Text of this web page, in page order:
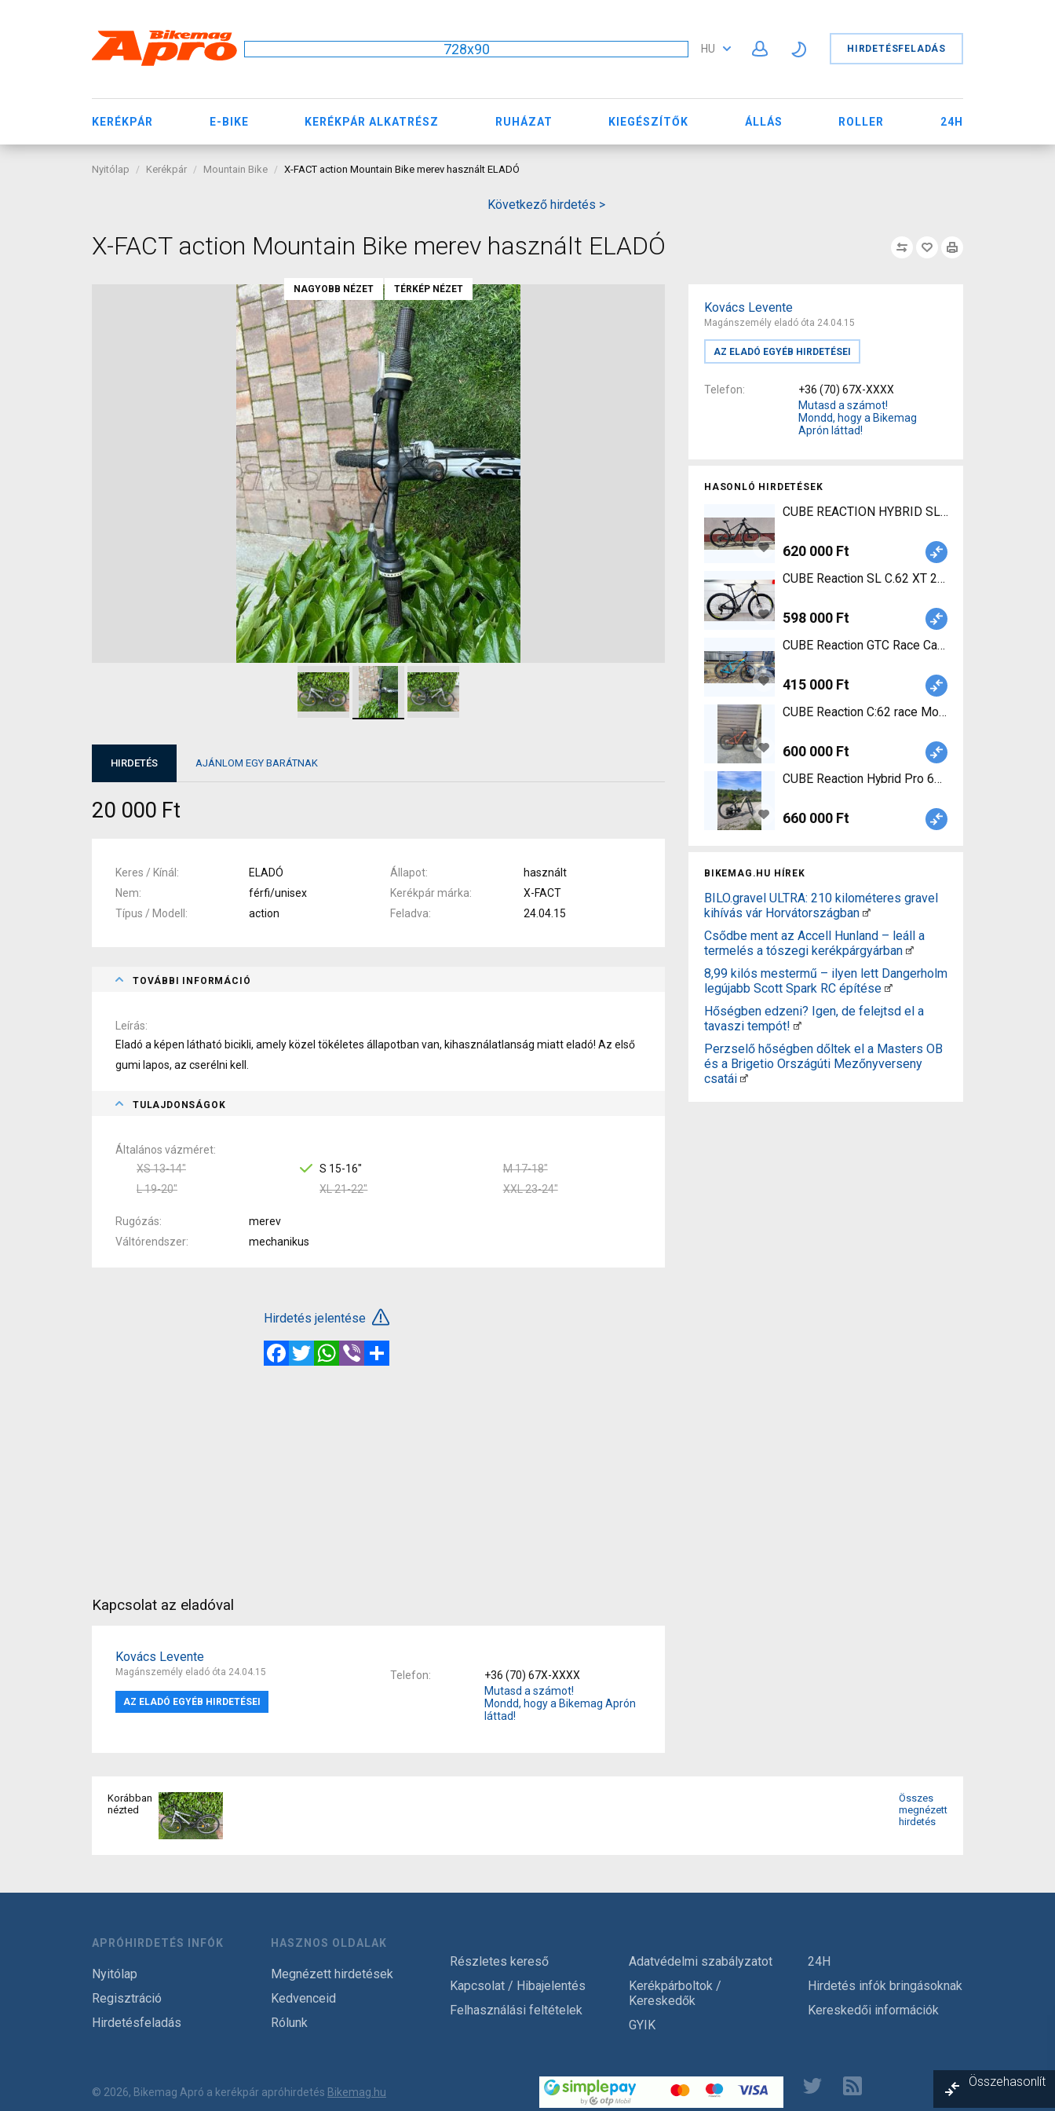
728x90 HU HIRDETÉSFELADÁS
KERÉKPÁR E-BIKE KERÉKPÁR ALKATRÉSZ RUHÁZAT KIEGÉSZÍTŐK ÁLLÁS ROLLER 24H
Nyitólap Kerékpár Mountain Bike X-FACT action Mountain Bike merev használt ELADÓ
Következő hirdetés >
X-FACT action Mountain Bike merev használt ELADÓ
Kovács Levente
Magánszemély eladó óta 24.04.15
AZ ELADÓ EGYÉB HIRDETÉSEI
Telefon
+36 (70) 67X-XXXX
Mutasd a számot!
Mondd, hogy a Bikemag
Aprón láttad!
HASONLÓ HIRDETÉSEK
CUBE REACTION HYBRID SLT 750 29
620 000 Ft
CUBE Reaction SL C.62 XT 29 KARBON
598 000 Ft
CUBE Reaction GTC Race Carbon Mountain
415 000 Ft
CUBE Reaction C:62 race Mountain Bike 29" elöl
600 000 Ft
CUBE Reaction Hybrid Pro 625 Elektromos
660 000 Ft
BIKEMAG.HU HÍREK
BILO.gravel ULTRA: 210 kilométeres gravel
kihívás vár Horvátországban
Csődbe ment az Accell Hunland – leáll a
termelés a tószegi kerékpárgyárban
8,99 kilós mestermű – ilyen lett Dangerholm
legújabb Scott Spark RC építése
Hőségben edzeni? Igen, de felejtsd el a
tavaszi tempót!
Perzselő hőségben dőltek el a Masters OB
és a Brigetio Országúti Mezőnyverseny
csatái
NAGYOBB NÉZET TÉRKÉP NÉZET
HIRDETÉS AJÁNLOM EGY BARÁTNAK
20 000 Ft
Keres / Kínál ELADÓ Állapot
használt
Nem
férfi/unisex Kerékpár márka
X-FACT
Típus / Modell
action Feladva 24.04.15
TOVÁBBI INFORMÁCIÓ
Leírás
Eladó a képen látható bicikli, amely közel tökéletes állapotban van, kihasználatlanság miatt eladó! Az első
gumi lapos, az cserélni kell.
TULAJDONSÁGOK
Általános vázméret
XS 13-14"
S 15-16"
M 17-18"
L 19-20"
XL 21-22" XXL 23-24"
Rugózás
merev
Váltórendszer
mechanikus
Hirdetés jelentése
FacebookTwitterWhatsApp
Viber
Kapcsolat az eladóval
Kovács Levente
Magánszemély eladó óta 24.04.15
AZ ELADÓ EGYÉB HIRDETÉSEI
Telefon
+36 (70) 67X-XXXX
Mutasd a számot!
Mondd, hogy a Bikemag Aprón
láttad!
Korábban
nézted
Összes
megnézett
hirdetés
APRÓHIRDETÉS INFÓK
Nyitólap
Regisztráció
Hirdetésfeladás
HASZNOS OLDALAK
Megnézett hirdetések
Kedvenceid
Rólunk
Részletes kereső
Kapcsolat / Hibajelentés
Felhasználási feltételek
Adatvédelmi szabályzatot
Kerékpárboltok /
Kereskedők
GYIK
24H
Hirdetés infók bringásoknak
Kereskedői információk
© 2026, Bikemag Apró a kerékpár apróhirdetés Bikemag.hu
Összehasonlít